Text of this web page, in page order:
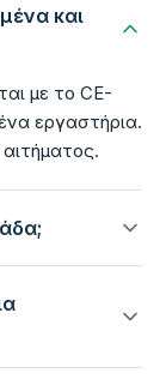
και
με το CE-
εργαστήρια.